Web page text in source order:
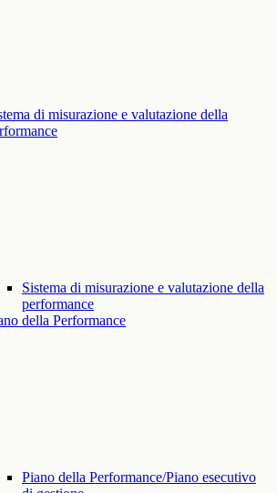
di misurazione e valutazione della
Sistema di misurazione e valutazione della
performance
della Performance
Piano della Performance/Piano esecutivo